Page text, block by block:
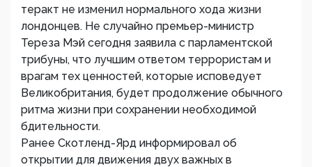
теракт не изменил нормального хода жизни
лондонцев. Не случайно премьер-министр
Тереза Мэй сегодня заявила с парламентской
трибуны, что лучшим ответом террористам и
врагам тех ценностей, которые исповедует
Великобритания, будет продолжение обычного
ритма жизни при сохранении необходимой
бдительности.
Ранее Скотленд-Ярд информировал об
открытии для движения двух важных в